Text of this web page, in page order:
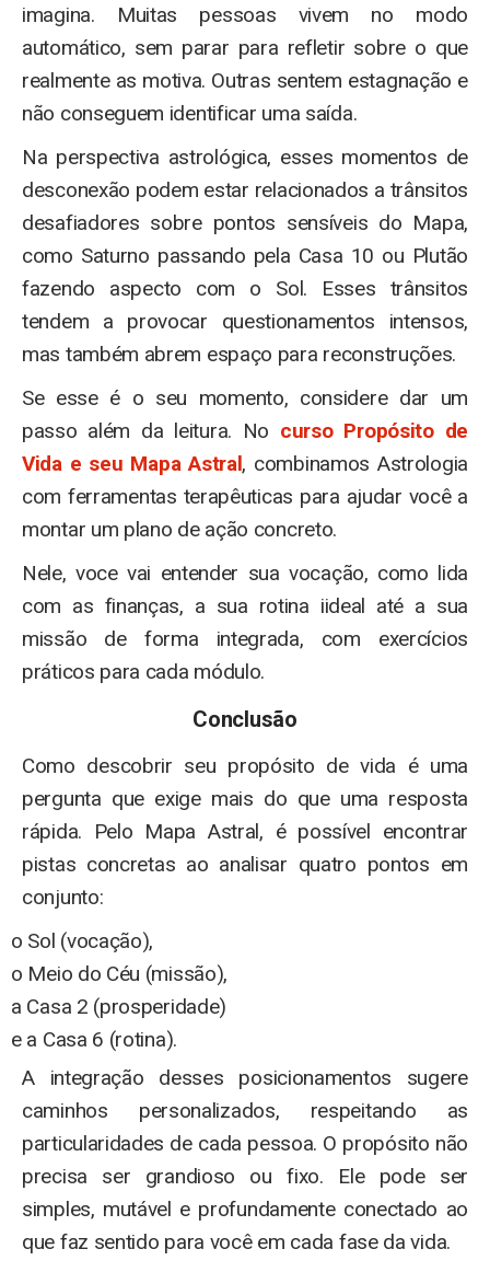
imagina. Muitas pessoas vivem no modo
automático, sem parar para refletir sobre o que
realmente as motiva. Outras sentem estagnação e
não conseguem identificar uma saída.
Na perspectiva astrológica, esses momentos de
desconexão podem estar relacionados a trânsitos
desafiadores sobre pontos sensíveis do Mapa,
como Saturno passando pela Casa 10 ou Plutão
fazendo aspecto com o Sol. Esses trânsitos
tendem a provocar questionamentos intensos,
mas também abrem espaço para reconstruções.
Se esse é o seu momento, considere dar um
passo além da leitura. No curso Propósito de
Vida e seu Mapa Astral, combinamos Astrologia
com ferramentas terapêuticas para ajudar você a
montar um plano de ação concreto.
Nele, voce vai entender sua vocação, como lida
com as finanças, a sua rotina iideal até a sua
missão de forma integrada, com exercícios
práticos para cada módulo.
Conclusão
Como descobrir seu propósito de vida é uma
pergunta que exige mais do que uma resposta
rápida. Pelo Mapa Astral, é possível encontrar
pistas concretas ao analisar quatro pontos em
conjunto:
o Sol (vocação),
o Meio do Céu (missão),
a Casa 2 (prosperidade)
e a Casa 6 (rotina).
A integração desses posicionamentos sugere
caminhos personalizados, respeitando as
particularidades de cada pessoa. O propósito não
precisa ser grandioso ou fixo. Ele pode ser
simples, mutável e profundamente conectado ao
que faz sentido para você em cada fase da vida.